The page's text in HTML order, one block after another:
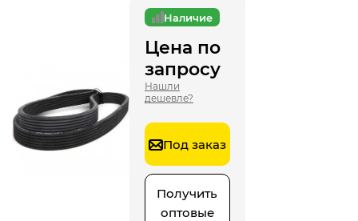
Наличие
Цена по
запросу
Нашли
дешевле?
Под заказ
Получить
оптовые